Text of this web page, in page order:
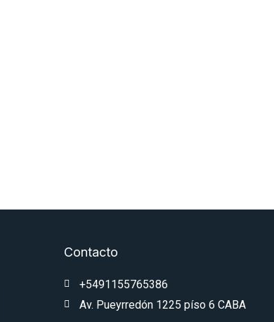
Contacto
+5491155765386
Av. Pueyrredón 1225 píso 6 CABA